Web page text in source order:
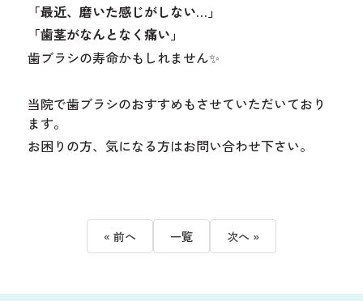
「最近、磨いた感じがしない…」
「歯茎がなんとなく痛い」
歯ブラシの寿命かもしれません✨
当院で歯ブラシのおすすめもさせていただいており
ます。
お困りの方、気になる方はお問い合わせ下さい。
« 前へ 一覧 次へ »